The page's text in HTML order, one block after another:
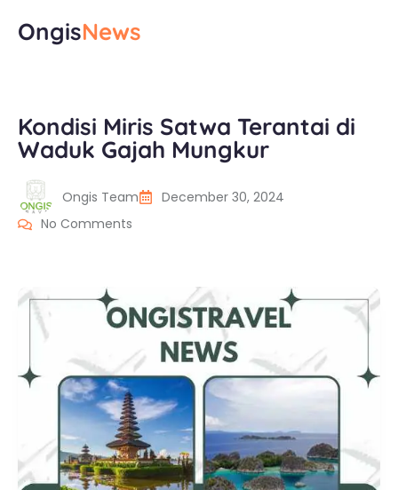
OngisNews
Kondisi Miris Satwa Terantai di
Waduk Gajah Mungkur
Ongis Team
December 30, 2024
No Comments